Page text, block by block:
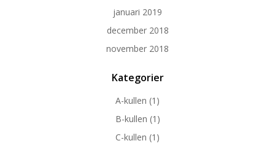
januari 2019
december 2018
november 2018
Kategorier
A-kullen (1)
B-kullen (1)
C-kullen (1)